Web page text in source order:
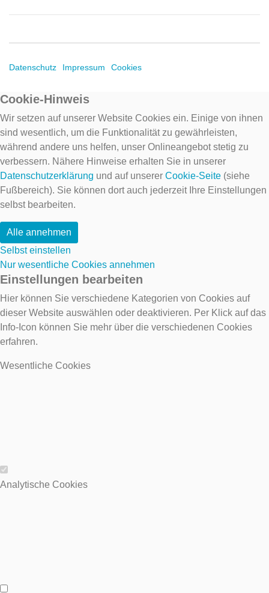
Datenschutz Impressum Cookies
Cookie-Hinweis
Wir setzen auf unserer Website Cookies ein. Einige von ihnen
sind wesentlich, um die Funktionalität zu gewährleisten,
während andere uns helfen, unser Onlineangebot stetig zu
verbessern. Nähere Hinweise erhalten Sie in unserer
Datenschutzerklärung und auf unserer Cookie-Seite (siehe
Fußbereich). Sie können dort auch jederzeit Ihre Einstellungen
selbst bearbeiten.
Alle annehmen
Selbst einstellen
Nur wesentliche Cookies annehmen
Einstellungen bearbeiten
Hier können Sie verschiedene Kategorien von Cookies auf
dieser Website auswählen oder deaktivieren. Per Klick auf das
Info-Icon können Sie mehr über die verschiedenen Cookies
erfahren.
Wesentliche Cookies
Wesentliche Cookies
Analytische Cookies